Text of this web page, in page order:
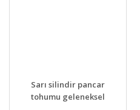
Sarı silindir pancar
tohumu geleneksel